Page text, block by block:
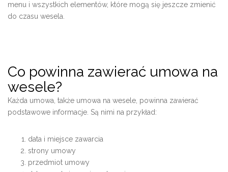
menu i wszystkich elementów, które mogą się jeszcze zmienić
do czasu wesela.
Co powinna zawierać umowa na
wesele?
Każda umowa, także umowa na wesele, powinna zawierać
podstawowe informacje. Są nimi na przykład:
data i miejsce zawarcia
strony umowy
przedmiot umowy